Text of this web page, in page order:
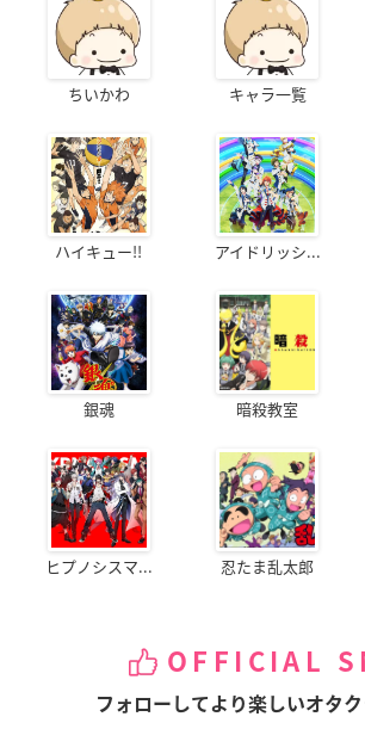
ちいかわ キャラ一覧
ハイキュー!! アイドリッシ...
銀魂 暗殺教室
ヒプノシスマ... 忍たま乱太郎
OFFICIAL
フォローしてより楽しいオタク